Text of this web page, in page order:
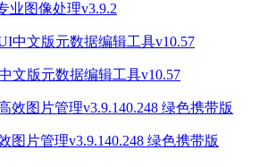
业图像处理v3.9.2
文版元数据编辑工具v10.57
图片管理v3.9.140.248 绿色携带版